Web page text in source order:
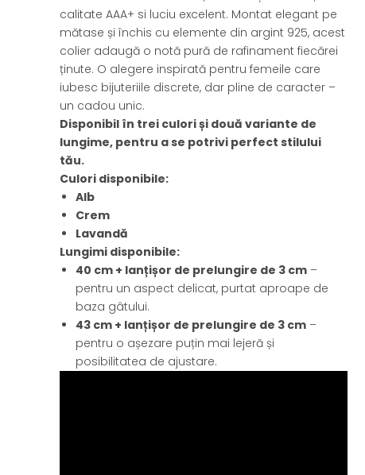
calitate AAA+ si luciu excelent. Montat elegant pe
mătase și închis cu elemente din argint 925, acest
colier adaugă o notă pură de rafinament fiecărei
ținute. O alegere inspirată pentru femeile care
iubesc bijuteriile discrete, dar pline de caracter –
un cadou unic.
Disponibil în trei culori și două variante de
lungime, pentru a se potrivi perfect stilului
tău.
Culori disponibile:
Alb
Crem
Lavandă
Lungimi disponibile:
40 cm + lanțișor de prelungire de 3 cm –
pentru un aspect delicat, purtat aproape de
baza gâtului.
43 cm + lanțișor de prelungire de 3 cm –
pentru o așezare puțin mai lejeră și
posibilitatea de ajustare.